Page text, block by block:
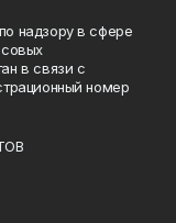
надзору в сфере
в связи с
номер